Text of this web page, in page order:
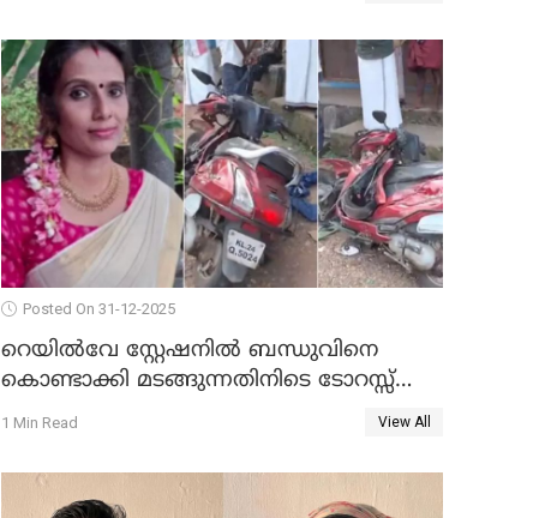
Posted On 31-12-2025
റെയിൽവേ സ്റ്റേഷനിൽ ബന്ധുവിനെ
കൊണ്ടാക്കി മടങ്ങുന്നതിനിടെ ടോറസ്സ്
ലോറി സ്കൂട്ടറിൽ ഇടിച്ചു : യുവതിക്ക്
1 Min Read View All